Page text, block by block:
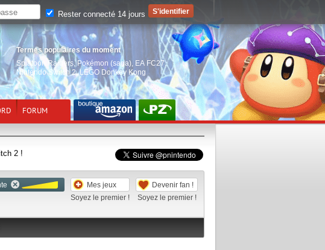
Termes populaires du moment
Splatoon Raiders, Pokémon (saga) EA FC27,
Nintendo Switch 2,LEGO Donkey Kong
FORUM
2 !
Mes jeux
Soyez le premier !
Devenir fan !
Soyez le premier !
Rester connecté 14 jours